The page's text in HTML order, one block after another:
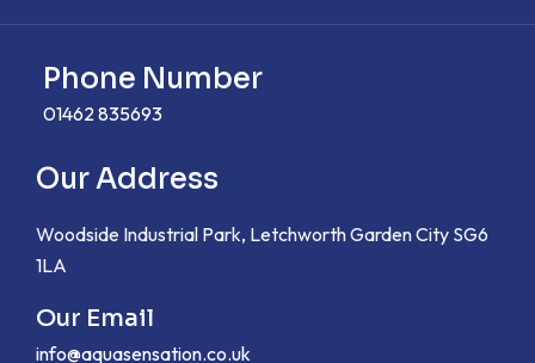
Phone Number
01462 835693
Our Address
Woodside Industrial Park, Letchworth Garden City SG6
1LA
Our Email
info@aquasensation.co.uk